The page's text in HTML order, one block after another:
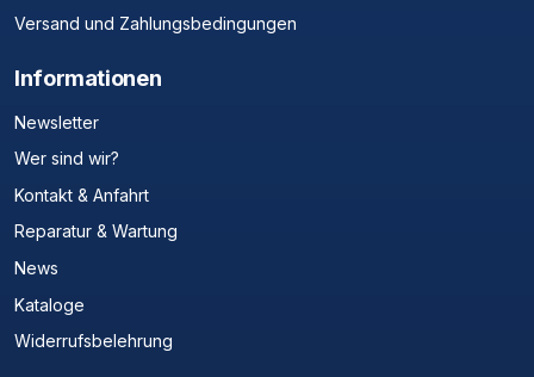
Versand und Zahlungsbedingungen
Informationen
Newsletter
Wer sind wir?
Kontakt & Anfahrt
Reparatur & Wartung
News
Kataloge
Widerrufsbelehrung